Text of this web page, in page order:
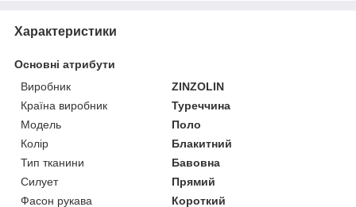
Характеристики
Основні атрибути
Виробник
ZINZOLIN
Країна виробник
Туреччина
Модель
Поло
Колір
Блакитний
Тип тканини
Бавовна
Силует
Прямий
Фасон рукава
Короткий